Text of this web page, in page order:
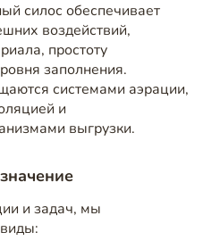
силос обеспечивает
воздействий,
простоту
заполнения.
системами аэрации,
и
выгрузки.
и задач, мы